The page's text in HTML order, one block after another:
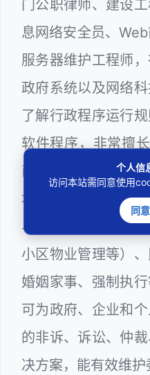
门公职律师、建设
息网络安全员、
服务器维护工程师
政府系统以及网络
了解行政程序运行
软件程序，非常擅
商务、网络游戏、
块链等）、房地产
与结算、房屋买卖
小区物业管理等）、
婚姻家事、强制执行
可为政府、企业和
的非诉、诉讼、仲
决方案，能有效维护
个人信
访问本站需同意使用
同